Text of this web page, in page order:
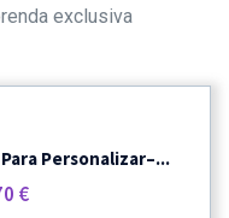
exclusiva
Personalizar–...
€O